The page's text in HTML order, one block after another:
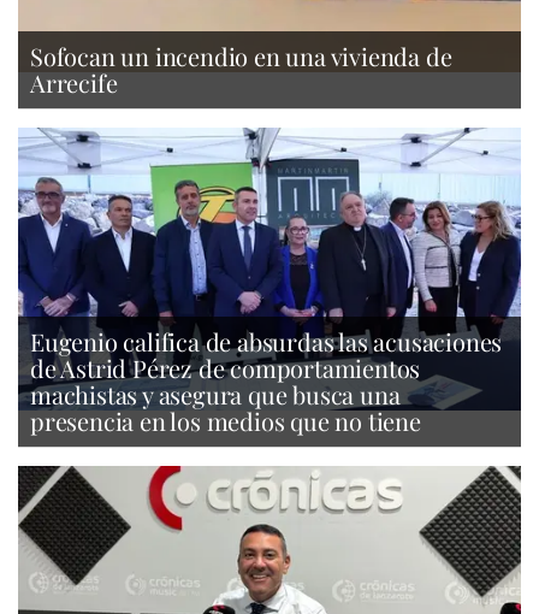
Sofocan un incendio en una vivienda de
Arrecife
Eugenio califica de absurdas las acusaciones
de Astrid Pérez de comportamientos
machistas y asegura que busca una
presencia en los medios que no tiene